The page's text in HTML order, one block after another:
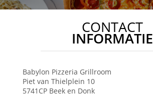
CONTACT
INFORMATIE
Babylon Pizzeria Grillroom
Piet van Thielplein 10
5741CP Beek en Donk